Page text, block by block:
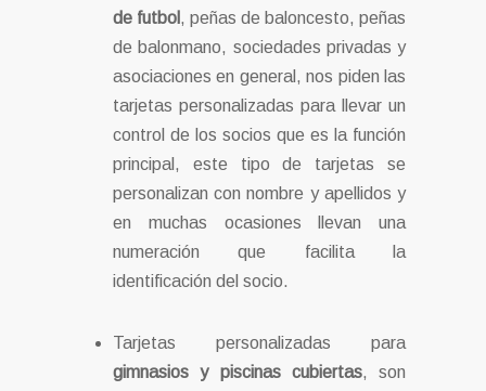
de futbol , peñas de baloncesto, peñas
de balonmano, sociedades privadas y
asociaciones en general, nos piden las
tarjetas personalizadas para llevar un
control de los socios que es la función
principal, este tipo de tarjetas se
personalizan con nombre y apellidos y
en muchas ocasiones llevan una
numeración que facilita la
identificación del socio.
Tarjetas personalizadas para
gimnasios y piscinas cubiertas, son